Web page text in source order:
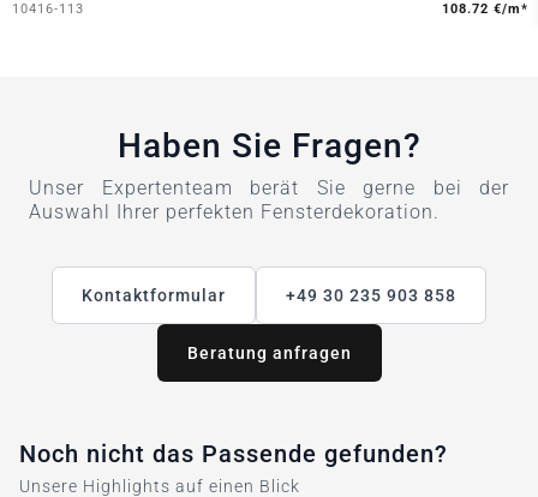
10416-113
108.72 €/m*
Haben Sie Fragen?
Unser Expertenteam berät Sie gerne bei der
Auswahl Ihrer perfekten Fensterdekoration.
Kontaktformular +49 30 235 903 858
Beratung anfragen
Noch nicht das Passende gefunden?
Unsere Highlights auf einen Blick